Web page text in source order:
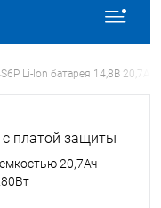
Li-Ion батарея 14,8В
с платой защиты
20,7Ач